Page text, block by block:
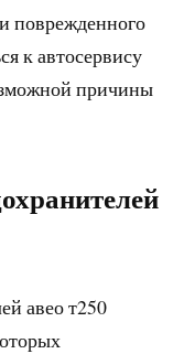
поврежденного
к автосервису
причины
авео т250